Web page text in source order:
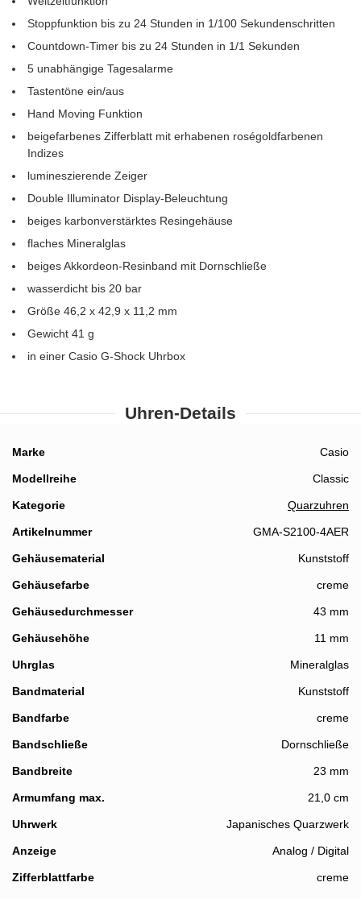
Stoppfunktion bis zu 24 Stunden in 1/100 Sekundenschritten
Countdown-Timer bis zu 24 Stunden in 1/1 Sekunden
5 unabhängige Tagesalarme
Tastentöne ein/aus
Hand Moving Funktion
beigefarbenes Zifferblatt mit erhabenen roségoldfarbenen
Indizes
lumineszierende Zeiger
Double Illuminator Display-Beleuchtung
beiges karbonverstärktes Resingehäuse
flaches Mineralglas
beiges Akkordeon-Resinband mit Dornschließe
wasserdicht bis 20 bar
Größe 46,2 x 42,9 x 11,2 mm
Gewicht 41 g
in einer Casio G-Shock Uhrbox
Uhren-Details
Details
Marke Casio
Modellreihe Classic
Kategorie Quarzuhren
Artikelnummer GMA-S2100-4AER
Gehäusematerial Kunststoff
Gehäusefarbe creme
Gehäusedurchmesser 43 mm
Gehäusehöhe 11 mm
Uhrglas Mineralglas
Bandmaterial Kunststoff
Bandfarbe creme
Bandschließe Dornschließe
Bandbreite 23 mm
Details
Armumfang max. 21,0 cm
Uhrwerk Japanisches Quarzwerk
Anzeige Analog / Digital
Zifferblattfarbe creme